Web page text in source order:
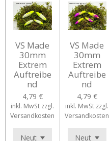
VS Made
30mm
Extrem
Auftreibe
nd
4,79 €
inkl. MwSt zzgl.
Versandkosten
VS Made
30mm
Extrem
Auftreibe
nd
4,79 €
inkl. MwSt zzgl.
Versandkosten